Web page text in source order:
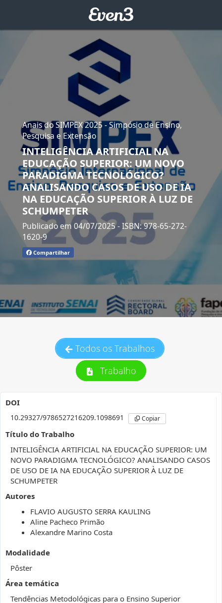
Anais do SIMPEX 2025 - Simpósio de Ensino,
Pesquisa e Extensão
INTELIGÊNCIA ARTIFICIAL NA
EDUCAÇÃO SUPERIOR: UM NOVO
PARADIGMA TECNOLÓGICO?
ANALISANDO CASOS DE USO DE IA
NA EDUCAÇÃO SUPERIOR À LUZ DE
SCHUMPETER
Publicado em 04/07/2025- ISBN: 978-65-272-
1620-9
Compartilhar
Todos os Trabalhos
Trabalho
DOI
10.29327/9786527216209.1098691 Copiar
Título do Trabalho
INTELIGÊNCIA ARTIFICIAL NA EDUCAÇÃO SUPERIOR: UM
NOVO PARADIGMA TECNOLÓGICO? ANALISANDO CASOS
DE USO DE IA NA EDUCAÇÃO SUPERIOR À LUZ DE
SCHUMPETER
Autores
FLAVIO AUGUSTO SERRA KAULING
Aline Pacheco Primão
Alexandre Marino Costa
Modalidade
Pôster
Área temática
Tendências Metodológicas para o Ensino Superior